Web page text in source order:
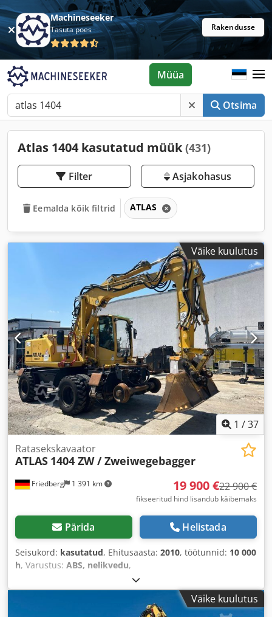
Machineseeker
Tasuta poes Rakendusse
Otsima
Müüa
Atlas 1404 kasutatud müük (431)
Filter Asjakohasus
Eemalda kõik filtrid ATLAS
Väike kuulutus
1 /37
Friedberg 1 391 km
Ratasekskavaator
ATLAS 1404 ZW / Zweiwegebagger
19 900 €22 900 €
fikseeritud hind lisandub käibemaks
Pärida Helistada
Seisukord: kasutatud, Ehitusaasta: 2010, töötunnid: 10 000
h, Varustus: ABS, nelikvedu,
Väike kuulutus